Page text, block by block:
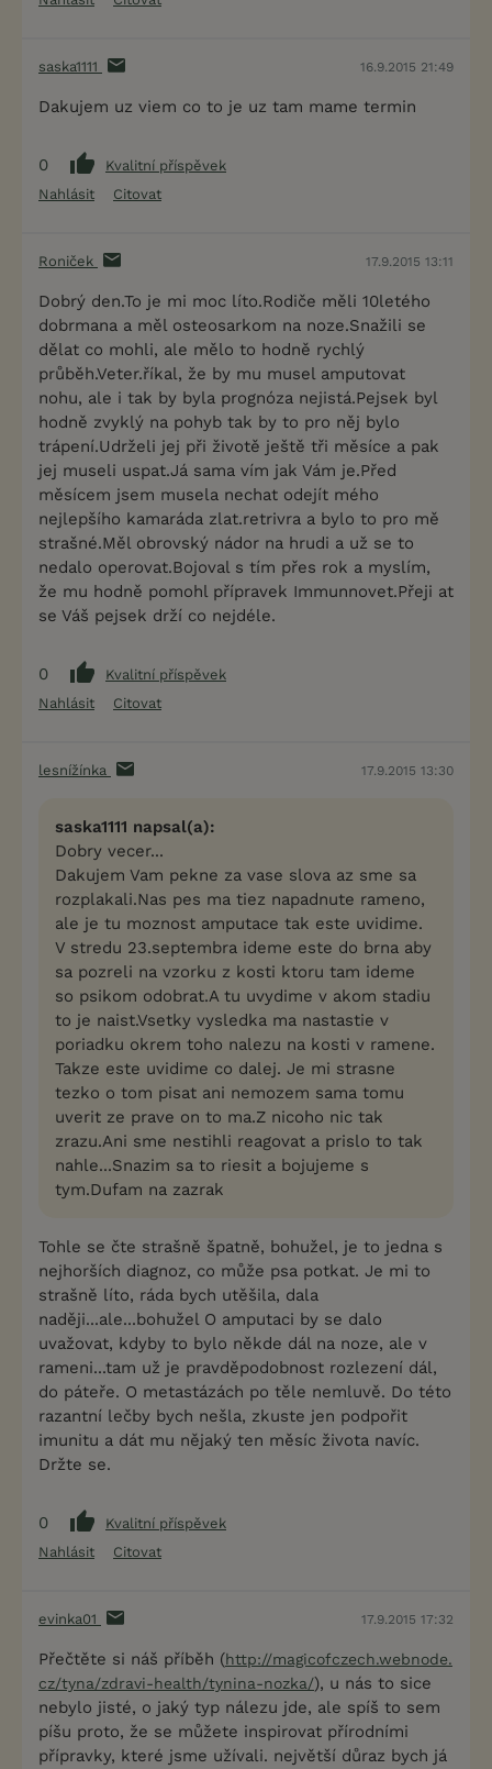
saska1111 16.9.2015 21:49
Dakujem uz viem co to je uz tam mame termin
0
Kvalitní příspěvek
Nahlásit
Citovat
Roniček 17.9.2015 13:11
Dobrý den.To je mi moc líto.Rodiče měli 10letého
dobrmana a měl osteosarkom na noze.Snažili se
dělat co mohli, ale mělo to hodně rychlý
průběh.Veter.říkal, že by mu musel amputovat
nohu, ale i tak by byla prognóza nejistá.Pejsek byl
hodně zvyklý na pohyb tak by to pro něj bylo
trápení.Udrželi jej při životě ještě tři měsíce a pak
jej museli uspat.Já sama vím jak Vám je.Před
měsícem jsem musela nechat odejít mého
nejlepšího kamaráda zlat.retrivra a bylo to pro mě
strašné.Měl obrovský nádor na hrudi a už se to
nedalo operovat.Bojoval s tím přes rok a myslím,
že mu hodně pomohl přípravek Immunnovet.Přeji at
se Váš pejsek drží co nejdéle.
0
Kvalitní příspěvek
Nahlásit
Citovat
lesnížínka 17.9.2015 13:30
saska1111 napsal(a):
Dobry vecer...
Dakujem Vam pekne za vase slova az sme sa
rozplakali.Nas pes ma tiez napadnute rameno,
ale je tu moznost amputace tak este uvidime.
V stredu 23.septembra ideme este do brna aby
sa pozreli na vzorku z kosti ktoru tam ideme
so psikom odobrat.A tu uvydime v akom stadiu
to je naist.Vsetky vysledka ma nastastie v
poriadku okrem toho nalezu na kosti v ramene.
Takze este uvidime co dalej. Je mi strasne
tezko o tom pisat ani nemozem sama tomu
uverit ze prave on to ma.Z nicoho nic tak
zrazu.Ani sme nestihli reagovat a prislo to tak
nahle...Snazim sa to riesit a bojujeme s
tym.Dufam na zazrak
Tohle se čte strašně špatně, bohužel, je to jedna s
nejhorších diagnoz, co může psa potkat. Je mi to
strašně líto, ráda bych utěšila, dala
naději...ale...bohužel O amputaci by se dalo
uvažovat, kdyby to bylo někde dál na noze, ale v
rameni...tam už je pravděpodobnost rozlezení dál,
do páteře. O metastázách po těle nemluvě. Do této
razantní lečby bych nešla, zkuste jen podpořit
imunitu a dát mu nějaký ten měsíc života navíc.
Držte se.
0
Kvalitní příspěvek
Nahlásit
Citovat
evinka01 17.9.2015 17:32
Přečtěte si náš příběh (http://magicofczech.webnode.
cz/tyna/zdravi-health/tynina-nozka/), u nás to sice
nebylo jisté, o jaký typ nálezu jde, ale spíš to sem
píšu proto, že se můžete inspirovat přírodními
přípravky, které jsme užívali. největší důraz bych já